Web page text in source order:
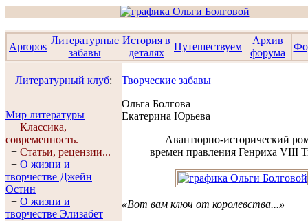
Apropos
Литературные
забавы
История в
деталях
Путешествуем
Архив
форума
Литературный клуб:
Мир литературы
− Классика,
современность.
− Статьи, рецензии...
− О жизни и
творчестве Джейн
Остин
− О жизни и
творчестве Элизабет
Творческие забавы
Ольга Болгова
Екатерина Юрьева
Авантюрно-исторический
времен правления Генриха VIII
«Вот вам ключ от королевства...»